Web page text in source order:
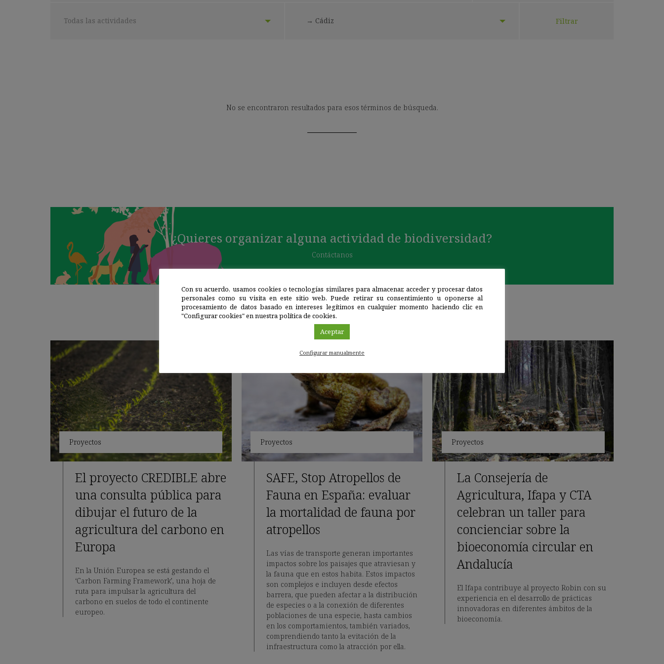
Seleccionar
categoría:
Todas las actividades
Seleccionar
localización:
→ Cádiz
No se encontraron resultados para esos términos de búsqueda.
¿Quieres organizar alguna actividad de biodiversidad?
Contáctanos
PROYECTOS
Proyectos
El proyecto CREDIBLE abre
una consulta pública para
dibujar el futuro de la
agricultura del carbono en
Europa
En la Unión Europea se está gestando el
‘Carbon Farming Framework’, una hoja de
ruta para impulsar la agricultura del
carbono en suelos de todo el continente
europeo.
Proyectos
SAFE, Stop Atropellos de
Fauna en España: evaluar
la mortalidad de fauna por
atropellos
Las vías de transporte generan importantes
impactos sobre los paisajes que atraviesan y
la fauna que en estos habita. Estos impactos
son complejos e incluyen desde efectos
barrera, que pueden afectar a la distribución
de especies o a la conexión de diferentes
poblaciones de una especie, hasta cambios
en los comportamientos, también variados,
comprendiendo tanto la evitación de la
infraestructura como la atracción por ella.
Proyectos
La Consejería de
Agricultura, Ifapa y CTA
celebran un taller para
concienciar sobre la
bioeconomía circular en
Andalucía
El Ifapa contribuye al proyecto Robin con su
experiencia en el desarrollo de prácticas
innovadoras en diferentes ámbitos de la
bioeconomía.
Con su acuerdo, usamos cookies o tecnologías similares para almacenar, acceder y procesar datos
personales como su visita en este sitio web. Puede retirar su consentimiento u oponerse al
procesamiento de datos basado en intereses legítimos en cualquier momento haciendo clic en
"Configurar cookies" en nuestra política de cookies.
Aceptar
Configurar manualmente